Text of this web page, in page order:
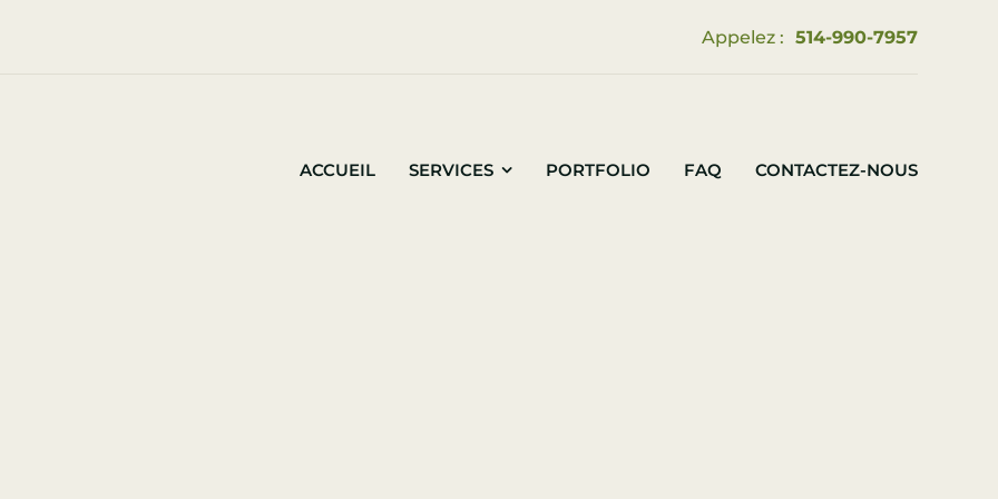
Appelez : 514-990-7957
ACCUEIL SERVICES PORTFOLIO FAQ CONTACTEZ-NOUS